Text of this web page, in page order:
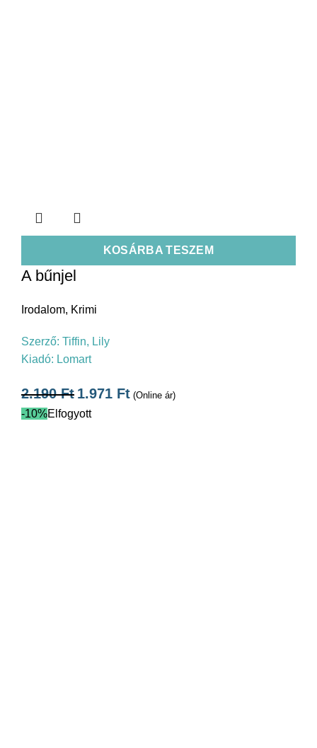
KOSÁRBA TESZEM
A bűnjel
Irodalom, Krimi
Szerző: Tiffin, Lily
Kiadó: Lomart
2.190Ft 1.971 Ft (Online ár)
-10%Elfogyott